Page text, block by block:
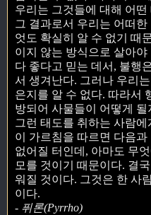
우리는 그것들에 대해 어
그 결과로서 우리는 어떠
엇도 확실히 알 수 없기 때
이지 않는 방식으로 살아
다 좋다고 믿는 데서, 불행
서 생겨난다. 그러나 우리
은지를 알 수 없다. 따라서
방되어 사물들이 어떻게
그런 태도를 취하는 사람
이 가르침을 따르면 다음과
없어질 터인데, 아마도 무
모를 것이기 때문이다. 결
워질 것이다. 그것은 한 사
이다.
- 퓌론(Pyrrho)